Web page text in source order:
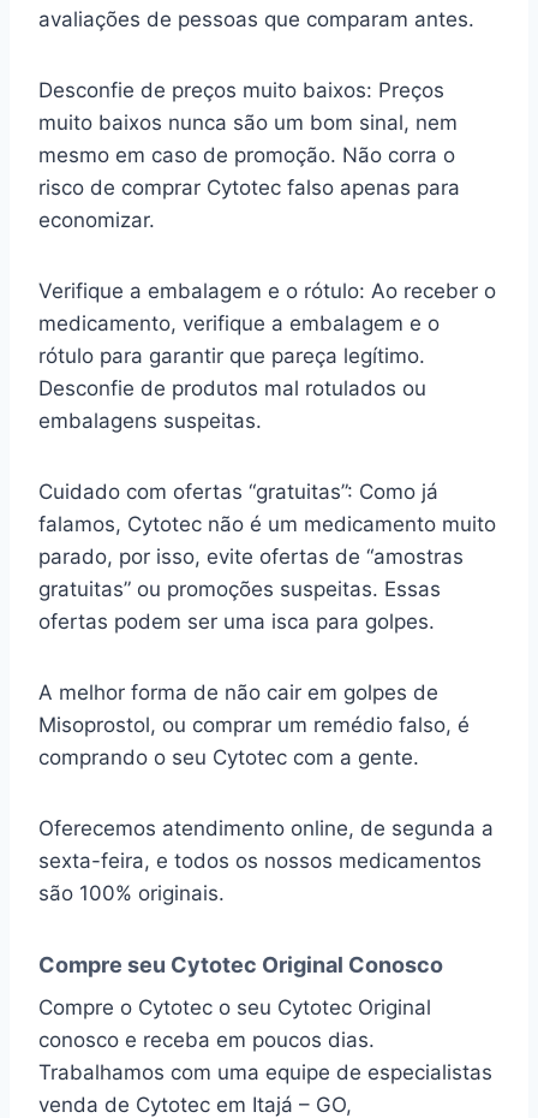
avaliações de pessoas que comparam antes.
Desconfie de preços muito baixos: Preços
muito baixos nunca são um bom sinal, nem
mesmo em caso de promoção. Não corra o
risco de comprar Cytotec falso apenas para
economizar.
Verifique a embalagem e o rótulo: Ao receber o
medicamento, verifique a embalagem e o
rótulo para garantir que pareça legítimo.
Desconfie de produtos mal rotulados ou
embalagens suspeitas.
Cuidado com ofertas “gratuitas”: Como já
falamos, Cytotec não é um medicamento muito
parado, por isso, evite ofertas de “amostras
gratuitas” ou promoções suspeitas. Essas
ofertas podem ser uma isca para golpes.
A melhor forma de não cair em golpes de
Misoprostol, ou comprar um remédio falso, é
comprando o seu Cytotec com a gente.
Oferecemos atendimento online, de segunda a
sexta-feira, e todos os nossos medicamentos
são 100% originais.
Compre seu Cytotec Original Conosco
Compre o Cytotec o seu Cytotec Original
conosco e receba em poucos dias.
Trabalhamos com uma equipe de especialistas
venda de Cytotec em Itajá – GO,